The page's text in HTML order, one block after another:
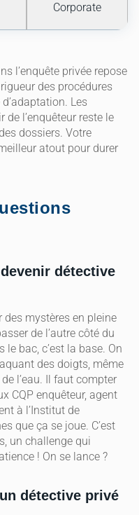
Corporate
l’enquête privée repose
des procédures
Les
l’enquêteur reste le
dossiers. Votre
atout pour durer
détective
des mystères en pleine
de l’autre côté du
bac, c’est la base. On
des doigts, même
l’eau. Il faut compter
CQP enquêteur, agent
à l’Institut de
que ça se joue. C’est
un challenge qui
! On se lance ?
détective privé